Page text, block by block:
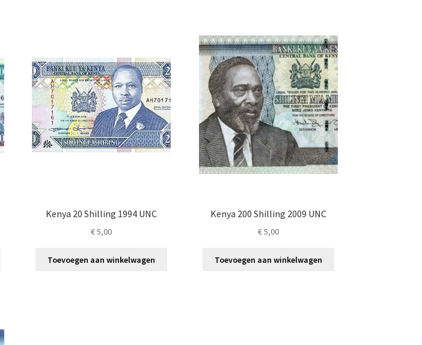
Kenya 20 Shilling 1994 UNC
€5,00
Toevoegen aan winkelwagen
Kenya 200 Shilling 2009 UNC
€5,00
Toevoegen aan winkelwagen